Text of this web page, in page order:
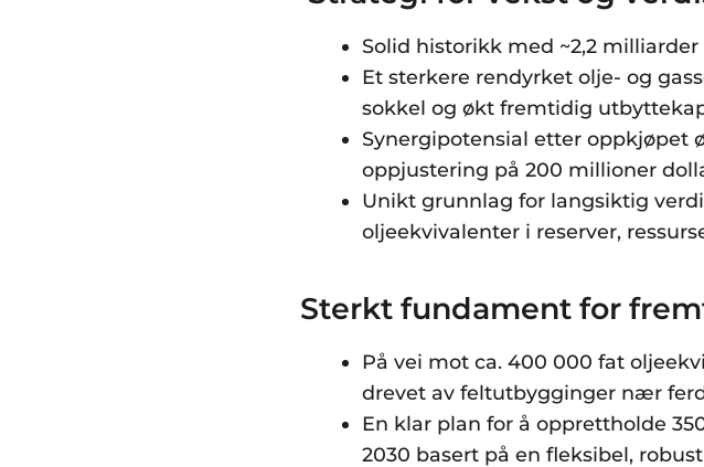
Solid historikk med ~2,2
Et sterkere rendyrket olje- og
sokkel og økt fremtidig
Synergipotensial etter oppkjøpet
oppjustering på 200 millioner
Unikt grunnlag for langsiktig
oljeekvivalenter i reserver,
Sterkt fundament for
På vei mot ca. 400 000 fat
drevet av feltutbygginger nær
En klar plan for å opprettholde
2030 basert på en fleksibel,